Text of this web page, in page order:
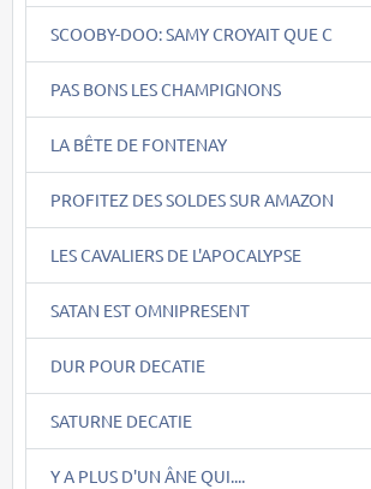
SCOOBY-DOO: SAMY CROYAIT QUE C
PAS BONS LES CHAMPIGNONS
LA BÊTE DE FONTENAY
PROFITEZ DES SOLDES SUR AMAZON
LES CAVALIERS DE L'APOCALYPSE
SATAN EST OMNIPRESENT
DUR POUR DECATIE
SATURNE DECATIE
Y A PLUS D'UN ÂNE QUI....